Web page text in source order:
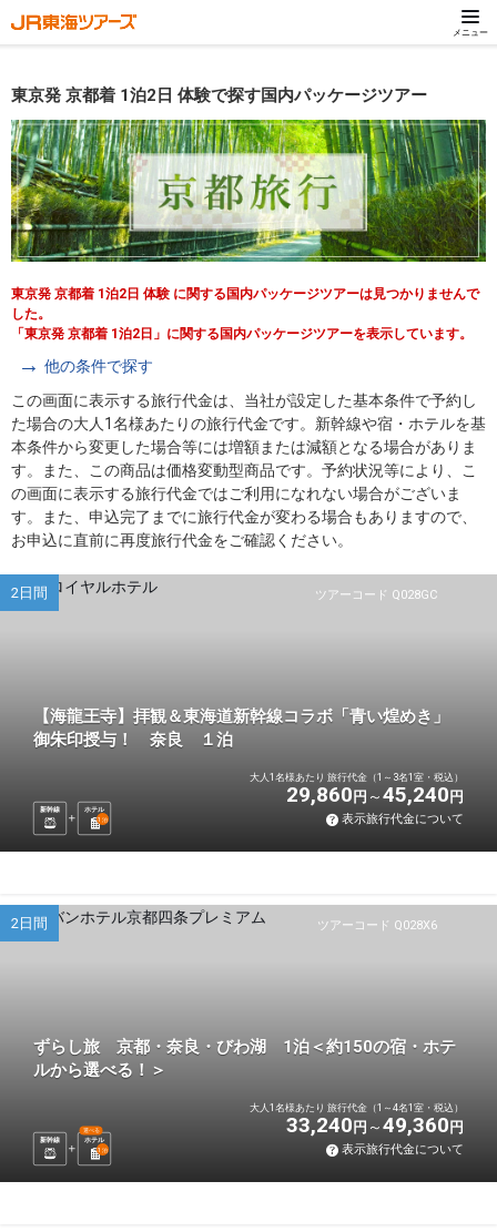
メニュー
東京発 京都着 1泊2日 体験で探す国内パッケージツアー
東京発 京都着 1泊2日 体験 に関する国内パッケージツアーは見つかりませんで
した。
「東京発 京都着 1泊2日」に関する国内パッケージツアーを表示しています。
他の条件で探す
この画面に表示する旅行代金は、当社が設定した基本条件で予約し
た場合の大人1名様あたりの旅行代金です。新幹線や宿・ホテルを基
本条件から変更した場合等には増額または減額となる場合がありま
す。また、この商品は価格変動型商品です。予約状況等により、こ
の画面に表示する旅行代金ではご利用になれない場合がございま
す。また、申込完了までに旅行代金が変わる場合もありますので、
お申込に直前に再度旅行代金をご確認ください。
ツアーコード Q028GC
2日間
【海龍王寺】拝観＆東海道新幹線コラボ「青い煌めき」
御朱印授与！ 奈良 １泊
新幹線
ホテル
1 泊
大人1名様あたり 旅行代金（1～3名1室・税込）
29,860 円 45,240 円
表示旅行代金について
ツアーコード Q028X6
2日間
ずらし旅 京都・奈良・びわ湖 1泊＜約150の宿・ホテ
ルから選べる！＞
新幹線 ホテル
選べる
1 泊
大人1名様あたり 旅行代金（1～4名1室・税込）
33,240 円 49,360 円
表示旅行代金について